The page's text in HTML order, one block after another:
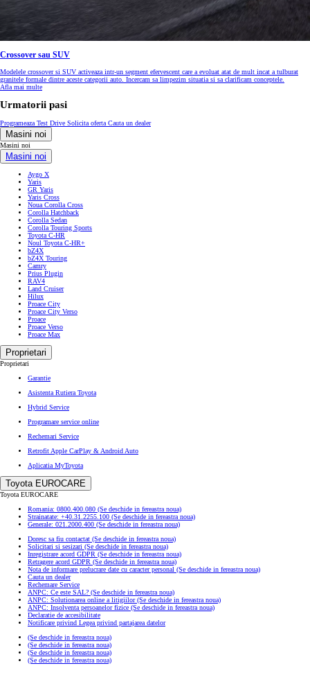
Crossover sau SUV
Modelele crossover si SUV activeaza intr-un segment efervescent care a evoluat atat de mult incat a tulburat
granitele formale dintre aceste categorii auto. Incercam sa limpezim situatia si sa clarificam conceptele.
Afla mai multe
Urmatorii pasi
Programeaza Test Drive Solicita ofertaCauta un dealer
Masini noi
Masini noi
Masini noi
Aygo X
Yaris
GR Yaris
Yaris Cross
Noua Corolla Cross
Corolla Hatchback
Corolla Sedan
Corolla Touring Sports
Toyota C-HR
Noul Toyota C-HR+
bZ4X
bZ4X Touring
Camry
Prius Plugin
RAV4
Land Cruiser
Hilux
Proace City
Proace City Verso
Proace
Proace Verso
Proace Max
Proprietari
Proprietari
Garantie
Asistenta Rutiera Toyota
Hybrid Service
Programare service online
Rechemari Service
Retrofit Apple CarPlay & Android Auto
Aplicatia MyToyota
Toyota EUROCARE
Toyota EUROCARE
Romania: 0800.400.080 (Se deschide in fereastra noua)
Strainatate: +40.31.2255.100 (Se deschide in fereastra noua)
Generale: 021.2000.400 (Se deschide in fereastra noua)
Doresc sa fiu contactat (Se deschide in fereastra noua)
Solicitari si sesizari (Se deschide in fereastra noua)
Inregistrare acord GDPR (Se deschide in fereastra noua)
Retragere acord GDPR (Se deschide in fereastra noua)
Nota de informare prelucrare date cu caracter personal (Se deschide in fereastra noua)
Cauta un dealer
Rechemare Service
ANPC: Ce este SAL? (Se deschide in fereastra noua)
ANPC: Solutionarea online a litigiilor(Se deschide in fereastra noua)
ANPC: Insolventa persoanelor fizice (Se deschide in fereastra noua)
Declaratie de accesibilitate
Notificare privind Legea privind partajarea datelor
(Se deschide in fereastra noua)
(Se deschide in fereastra noua)
(Se deschide in fereastra noua)
(Se deschide in fereastra noua)